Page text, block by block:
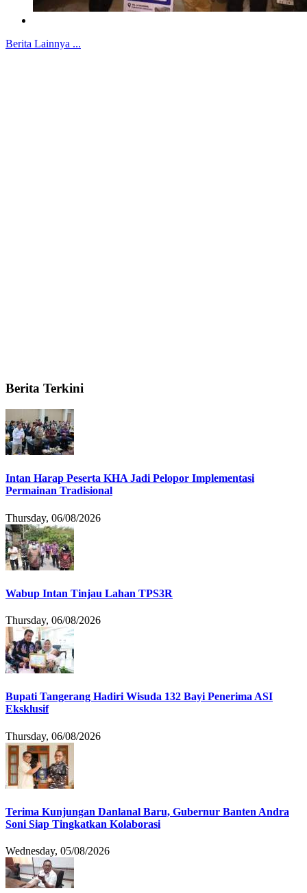
Berita Lainnya ...
Berita Terkini
Intan Harap Peserta KHA Jadi Pelopor Implementasi
Permainan Tradisional
Thursday, 06/08/2026
Wabup Intan Tinjau Lahan TPS3R
Thursday, 06/08/2026
Bupati Tangerang Hadiri Wisuda 132 Bayi Penerima ASI
Eksklusif
Thursday, 06/08/2026
Terima Kunjungan Danlanal Baru, Gubernur Banten Andra
Soni Siap Tingkatkan Kolaborasi
Wednesday, 05/08/2026